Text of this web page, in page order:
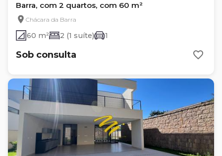
Barra, com 2 quartos, com 60 m²
Chácara da Barra
60 m² 2 (1 suíte) 1
Sob consulta